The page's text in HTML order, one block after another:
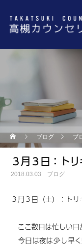
ブログ ブ
３月３日：ト
2018.03.03 ブログ
３月３日（土）：トリ
ここ数日は忙しい日
今日は夜は少し早